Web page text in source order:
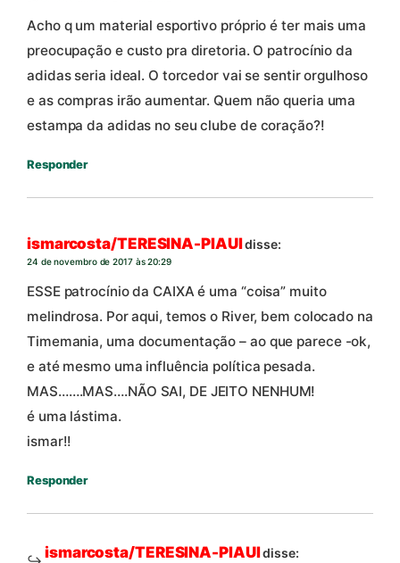
Acho q um material esportivo próprio é ter mais uma
preocupação e custo pra diretoria. O patrocínio da
adidas seria ideal. O torcedor vai se sentir orgulhoso
e as compras irão aumentar. Quem não queria uma
estampa da adidas no seu clube de coração?!
Responder
ismarcosta/TERESINA-PIAUIdisse:
24 de novembro de 2017 às 20:29
ESSE patrocínio da CAIXA é uma “coisa” muito
melindrosa. Por aqui, temos o River, bem colocado na
Timemania, uma documentação – ao que parece -ok,
e até mesmo uma influência política pesada.
MAS…….MAS….NÃO SAI, DE JEITO NENHUM!
é uma lástima.
ismar!!
Responder
ismarcosta/TERESINA-PIAUIdisse: